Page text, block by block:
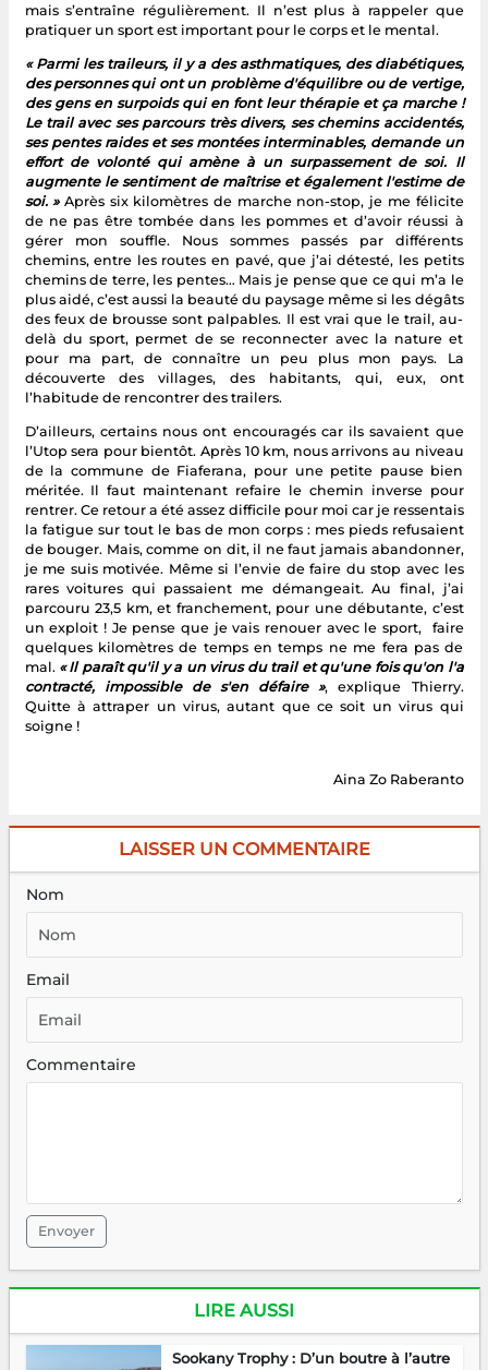
mais s’entraîne régulièrement. Il n’est plus à rappeler que
pratiquer un sport est important pour le corps et le mental.
« Parmi les traileurs, il y a des asthmatiques, des diabétiques,
des personnes qui ont un problème d'équilibre ou de vertige,
des gens en surpoids qui en font leur thérapie et ça marche !
Le trail avec ses parcours très divers, ses chemins accidentés,
ses pentes raides et ses montées interminables, demande un
effort de volonté qui amène à un surpassement de soi. Il
augmente le sentiment de maîtrise et également l'estime de
soi. »Après six kilomètres de marche non-stop, je me félicite
de ne pas être tombée dans les pommes et d’avoir réussi à
gérer mon souffle. Nous sommes passés par différents
chemins, entre les routes en pavé, que j’ai détesté, les petits
chemins de terre, les pentes… Mais je pense que ce qui m’a le
plus aidé, c’est aussi la beauté du paysage même si les dégâts
des feux de brousse sont palpables. Il est vrai que le trail, au-
delà du sport, permet de se reconnecter avec la nature et
pour ma part, de connaître un peu plus mon pays. La
découverte des villages, des habitants, qui, eux, ont
l’habitude de rencontrer des trailers.
D’ailleurs, certains nous ont encouragés car ils savaient que
l’Utop sera pour bientôt. Après 10 km, nous arrivons au niveau
de la commune de Fiaferana, pour une petite pause bien
méritée. Il faut maintenant refaire le chemin inverse pour
rentrer. Ce retour a été assez difficile pour moi car je ressentais
la fatigue sur tout le bas de mon corps : mes pieds refusaient
de bouger. Mais, comme on dit, il ne faut jamais abandonner,
je me suis motivée. Même si l’envie de faire du stop avec les
rares voitures qui passaient me démangeait. Au final, j’ai
parcouru 23,5 km, et franchement, pour une débutante, c’est
un exploit ! Je pense que je vais renouer avec le sport, faire
quelques kilomètres de temps en temps ne me fera pas de
mal. « Il paraît qu'il y a un virus du trail et qu'une fois qu'on l'a
contracté, impossible de s'en défaire », explique Thierry.
Quitte à attraper un virus, autant que ce soit un virus qui
soigne !
Aina Zo Raberanto
LAISSER UN COMMENTAIRE
Nom
Email
Commentaire
Envoyer
LIRE AUSSI
Sookany Trophy : D’un boutre à l’autre